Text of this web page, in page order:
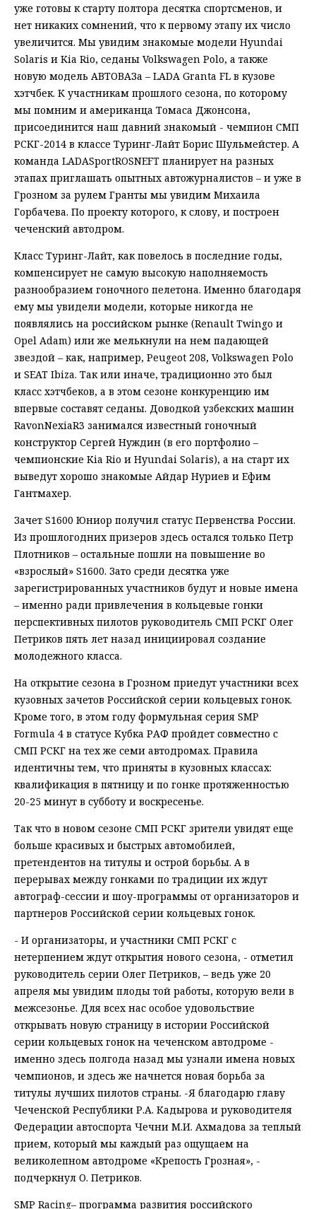
уже готовы к старту полтора десятка спортсменов, и
нет никаких сомнений, что к первому этапу их число
увеличится. Мы увидим знакомые модели Hyundai
Solaris и Kia Rio, седаны Volkswagen Polo, а также
новую модель АВТОВАЗа – LADA Granta FL в кузове
хэтчбек. К участникам прошлого сезона, по которому
мы помним и американца Томаса Джонсона,
присоединится наш давний знакомый - чемпион СМП
РСКГ-2014 в классе Туринг-Лайт Борис Шульмейстер. А
команда LADASportROSNEFT планирует на разных
этапах приглашать опытных автожурналистов – и уже в
Грозном за рулем Гранты мы увидим Михаила
Горбачева. По проекту которого, к слову, и построен
чеченский автодром.
Класс Туринг-Лайт, как повелось в последние годы,
компенсирует не самую высокую наполняемость
разнообразием гоночного пелетона. Именно благодаря
ему мы увидели модели, которые никогда не
появлялись на российском рынке (Renault Twingo и
Opel Adam) или же мелькнули на нем падающей
звездой – как, например, Peugeot 208, Volkswagen Polo
и SEAT Ibiza. Так или иначе, традиционно это был
класс хэтчбеков, а в этом сезоне конкуренцию им
впервые составят седаны. Доводкой узбекских машин
RavonNexiaR3 занимался известный гоночный
конструктор Сергей Нуждин (в его портфолио –
чемпионские Kia Rio и Hyundai Solaris), а на старт их
выведут хорошо знакомые Айдар Нуриев и Ефим
Гантмахер.
Зачет S1600 Юниор получил статус Первенства России.
Из прошлогодних призеров здесь остался только Петр
Плотников – остальные пошли на повышение во
«взрослый» S1600. Зато среди десятка уже
зарегистрированных участников будут и новые имена
– именно ради привлечения в кольцевые гонки
перспективных пилотов руководитель СМП РСКГ Олег
Петриков пять лет назад инициировал создание
молодежного класса.
На открытие сезона в Грозном приедут участники всех
кузовных зачетов Российской серии кольцевых гонок.
Кроме того, в этом году формульная серия SMP
Formula 4 в статусе Кубка РАФ пройдет совместно с
СМП РСКГ на тех же семи автодромах. Правила
идентичны тем, что приняты в кузовных классах:
квалификация в пятницу и по гонке протяженностью
20-25 минут в субботу и воскресенье.
Так что в новом сезоне СМП РСКГ зрители увидят еще
больше красивых и быстрых автомобилей,
претендентов на титулы и острой борьбы. А в
перерывах между гонками по традиции их ждут
автограф-сессии и шоу-программы от организаторов и
партнеров Российской серии кольцевых гонок.
- И организаторы, и участники СМП РСКГ с
нетерпением ждут открытия нового сезона, - отметил
руководитель серии Олег Петриков, – ведь уже 20
апреля мы увидим плоды той работы, которую вели в
межсезонье. Для всех нас особое удовольствие
открывать новую страницу в истории Российской
серии кольцевых гонок на чеченском автодроме -
именно здесь полгода назад мы узнали имена новых
чемпионов, и здесь же начнется новая борьба за
титулы лучших пилотов страны. -Я благодарю главу
Чеченской Республики Р.А. Кадырова и руководителя
Федерации автоспорта Чечни М.И. Ахмадова за теплый
прием, который мы каждый раз ощущаем на
великолепном автодроме «Крепость Грозная», -
подчеркнул О. Петриков.
SMP Racing– программа развития российского